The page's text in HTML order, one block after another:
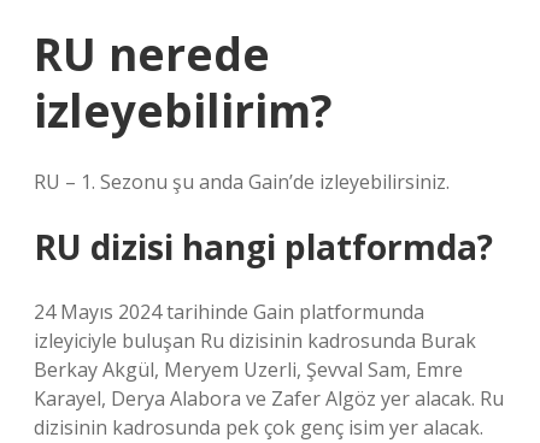
RU nerede
izleyebilirim?
RU – 1. Sezonu şu anda Gain’de izleyebilirsiniz.
RU dizisi hangi platformda?
24 Mayıs 2024 tarihinde Gain platformunda
izleyiciyle buluşan Ru dizisinin kadrosunda Burak
Berkay Akgül, Meryem Uzerli, Şevval Sam, Emre
Karayel, Derya Alabora ve Zafer Algöz yer alacak. Ru
dizisinin kadrosunda pek çok genç isim yer alacak.